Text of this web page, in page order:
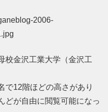
校金沢工業大学（金沢工
で12階ほどの高さがあり
どが自由に閲覧可能になっ